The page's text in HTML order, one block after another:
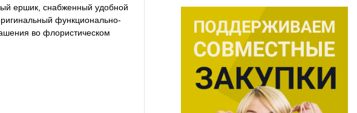
ершик, снабженный удобной
функционально-
во флористическом